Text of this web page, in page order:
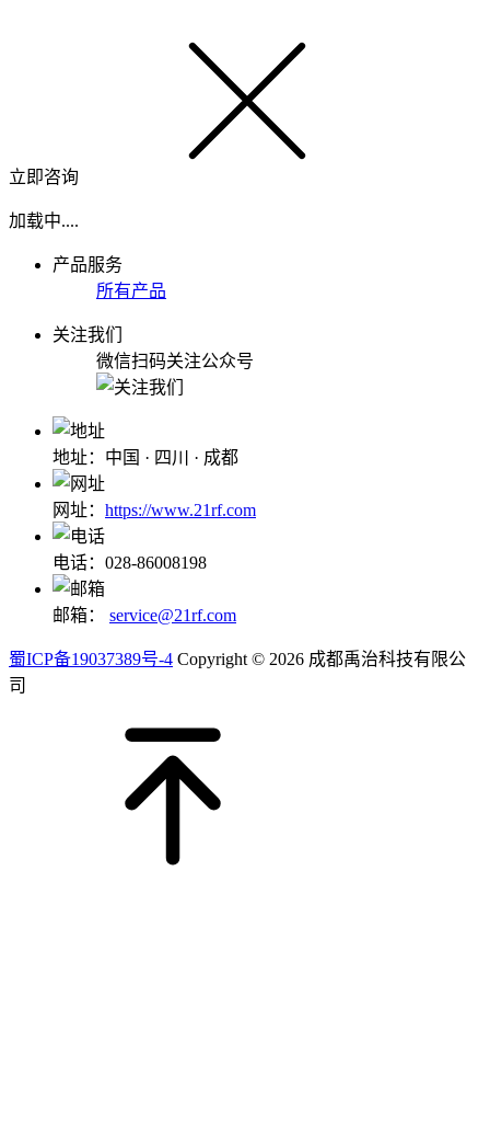
立即咨询
加载中....
产品服务
所有产品
关注我们
微信扫码关注公众号
地址：中国 · 四川 · 成都
网址： https://www.21rf.com
电话：028-86008198
邮箱： service@21rf.com
蜀ICP备19037389号-4 Copyright © 2026 成都禹治科技有限公
司